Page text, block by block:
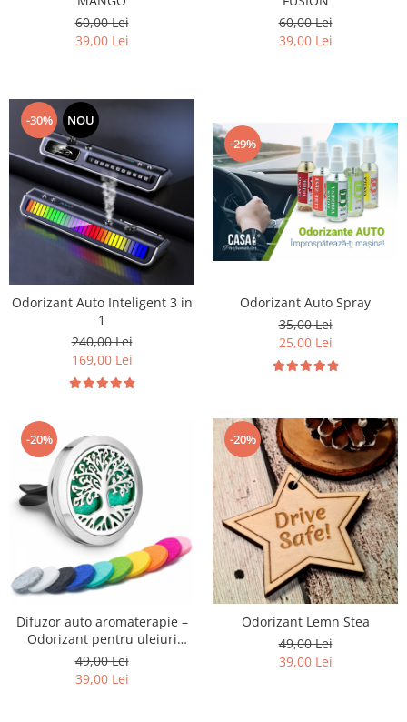
60,00 Lei
39,00 Lei
60,00 Lei
39,00 Lei
-30% NOU
Odorizant Auto Inteligent 3 in
1
240,00 Lei
169,00 Lei
-29%
Odorizant Auto Spray
35,00 Lei
25,00 Lei
-20%
Difuzor auto aromaterapie –
Odorizant pentru uleiuri
esentiale
49,00 Lei
39,00 Lei
-20%
Odorizant Lemn Stea
49,00 Lei
39,00 Lei